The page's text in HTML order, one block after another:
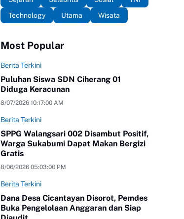
Technology
Utama Wisata
Most Popular
Berita Terkini
Puluhan Siswa SDN Ciherang 01
Diduga Keracunan
8/07/2026 10:17:00 AM
Berita Terkini
SPPG Walangsari 002 Disambut Positif,
Warga Sukabumi Dapat Makan Bergizi
Gratis
8/06/2026 05:03:00 PM
Berita Terkini
Dana Desa Cicantayan Disorot, Pemdes
Buka Pengelolaan Anggaran dan Siap